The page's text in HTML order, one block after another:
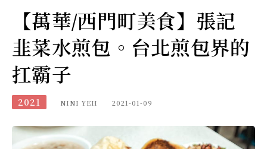
【萬華/西門町美食】張記
韭菜水煎包。台北煎包界的
扛霸子
2021 NINI YEH 2021-01-09